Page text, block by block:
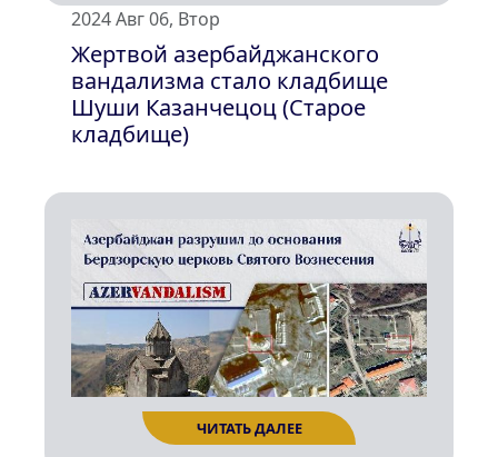
ЧИТАТЬ ДАЛЕЕ
2024 Авг 06, Втор
Жертвой азербайджанского
вандализма стало кладбище
Шуши Казанчецоц (Старое
кладбище)